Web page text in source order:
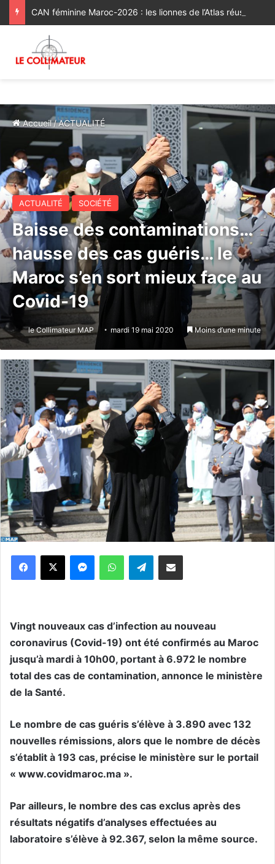
Accueil/ACTUALITÉ
ACTUALITÉ SOCIÉTÉ
Baisse des contaminations…
hausse des cas guéris… le
Maroc s’en sort mieux face au
Covid-19
le Collimateur MAP mardi 19 mai 2020 Moins d’une minute
WhatsApp Telegram
Vingt nouveaux cas d’infection au nouveau
coronavirus (Covid-19) ont été confirmés au Maroc
jusqu’à mardi à 10h00, portant à 6.972 le nombre
total des cas de contamination, annonce le ministère
de la Santé.
Le nombre de cas guéris s’élève à 3.890 avec 132
nouvelles rémissions, alors que le nombre de décès
s’établit à 193 cas, précise le ministère sur le portail
« www.covidmaroc.ma ».
Par ailleurs, le nombre des cas exclus après des
résultats négatifs d’analyses effectuées au
laboratoire s’élève à 92.367, selon la même source.